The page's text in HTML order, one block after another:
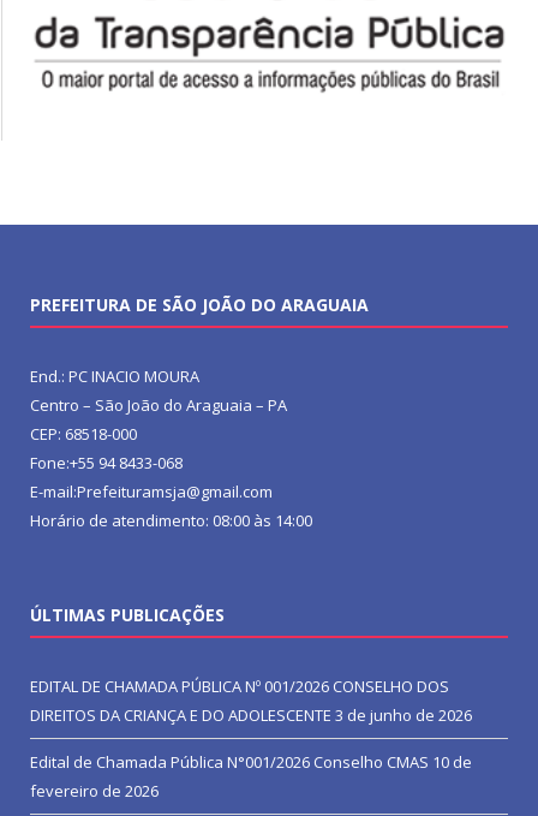
PREFEITURA DE SÃO JOÃO DO ARAGUAIA
End.: PC INACIO MOURA
Centro – São João do Araguaia – PA
CEP: 68518-000
Fone:+55 94 8433-068
E-mail:Prefeituramsja@gmail.com
Horário de atendimento: 08:00 às 14:00
ÚLTIMAS PUBLICAÇÕES
EDITAL DE CHAMADA PÚBLICA Nº 001/2026 CONSELHO DOS
DIREITOS DA CRIANÇA E DO ADOLESCENTE 3 de junho de 2026
Edital de Chamada Pública N°001/2026 Conselho CMAS 10 de
fevereiro de 2026